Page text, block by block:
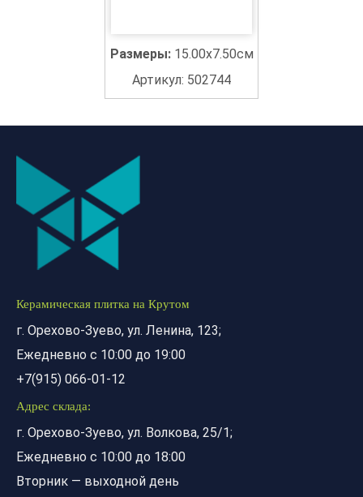
Размеры: 15.00x7.50см
Артикул: 502744
Керамическая плитка на Крутом
г. Орехово-Зуево, ул. Ленина, 123;
Ежедневно с 10:00 до 19:00
+7(915) 066-01-12
Адрес склада:
г. Орехово-Зуево, ул. Волкова, 25/1;
Ежедневно с 10:00 до 18:00
Вторник — выходной день